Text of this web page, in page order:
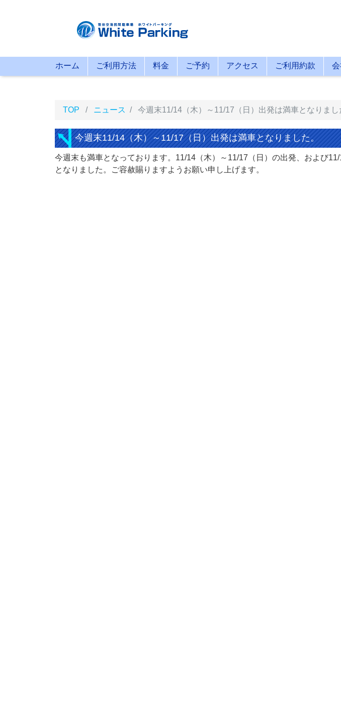
ホーム ご利用方法 料金 ご予約 アクセス ご利用約款
TOP ニュース 今週末11/14（木）～11/17（日）出発は満車となりまし
今週末11/14（木）～11/17（日）出発は満車となりました。
今週末も満車となっております。11/14（木）～11/17（日）の出発、および
となりました。ご容赦賜りますようお願い申し上げます。